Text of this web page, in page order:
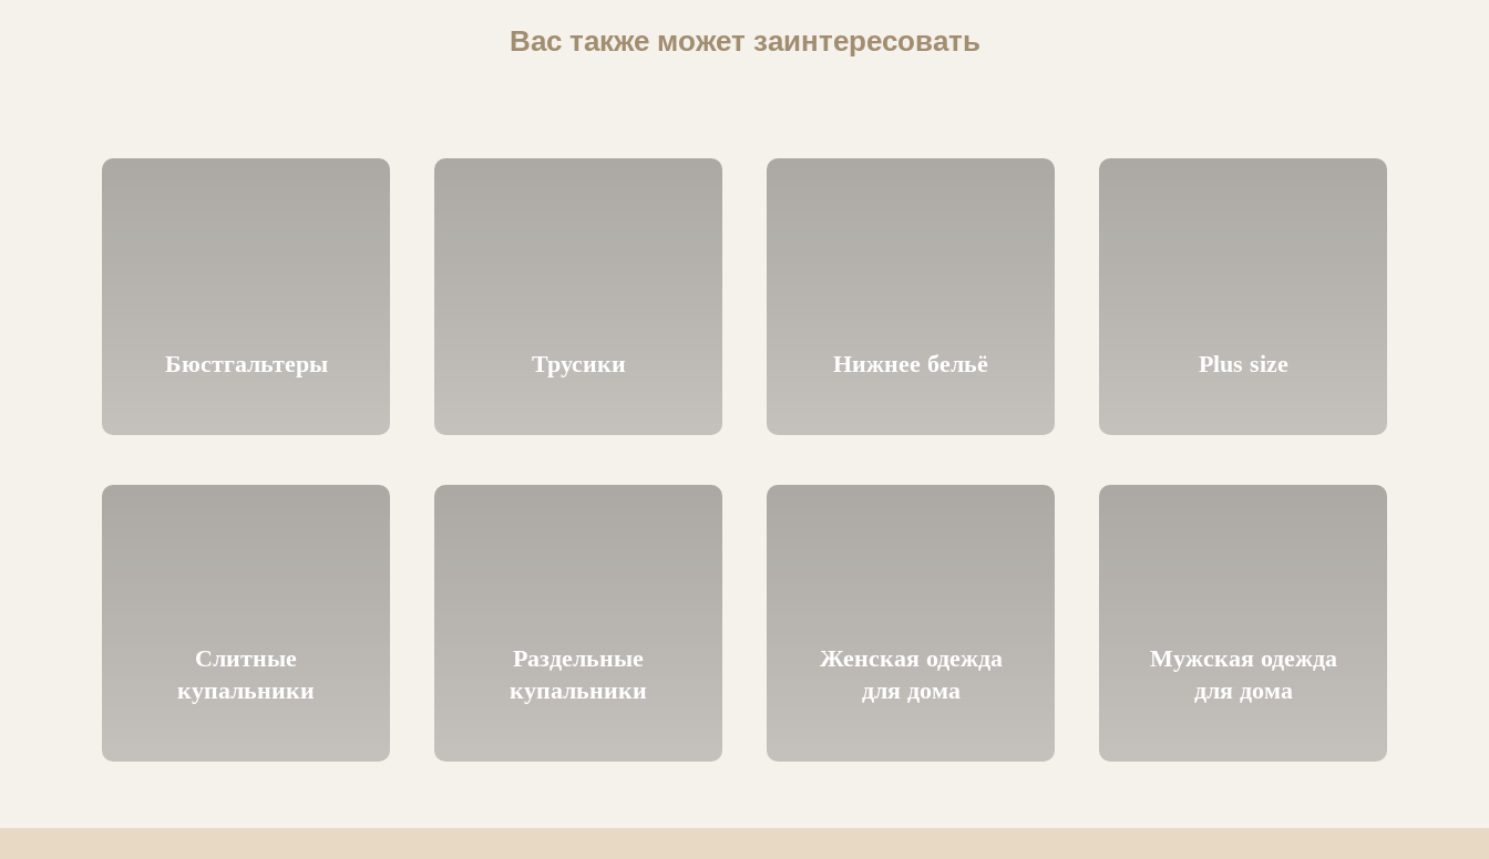
Вас также может заинтересовать
Бюстгальтеры Трусики Нижнее бельё Plus size
Слитные
купальники
Раздельные
купальники
Женская одежда
для дома
Мужская одежда
для дома